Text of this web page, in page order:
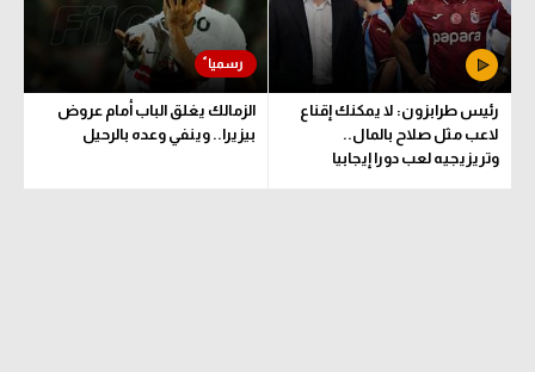
رئيس طرابزون: لا يمكنك إقناع
لاعب مثل صلاح بالمال..
وتريزيجيه لعب دورا إيجابيا
الزمالك يغلق الباب أمام عروض
بيزيرا.. وينفي وعده بالرحيل